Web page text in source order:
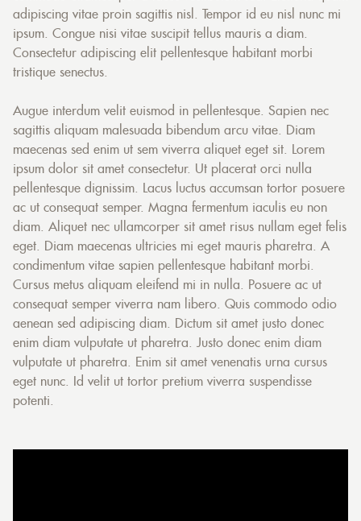
adipiscing vitae proin sagittis nisl. Tempor id eu nisl nunc mi
ipsum. Congue nisi vitae suscipit tellus mauris a diam.
Consectetur adipiscing elit pellentesque habitant morbi
tristique senectus.
Augue interdum velit euismod in pellentesque. Sapien nec
sagittis aliquam malesuada bibendum arcu vitae. Diam
maecenas sed enim ut sem viverra aliquet eget sit. Lorem
ipsum dolor sit amet consectetur. Ut placerat orci nulla
pellentesque dignissim. Lacus luctus accumsan tortor posuere
ac ut consequat semper. Magna fermentum iaculis eu non
diam. Aliquet nec ullamcorper sit amet risus nullam eget felis
eget. Diam maecenas ultricies mi eget mauris pharetra. A
condimentum vitae sapien pellentesque habitant morbi.
Cursus metus aliquam eleifend mi in nulla. Posuere ac ut
consequat semper viverra nam libero. Quis commodo odio
aenean sed adipiscing diam. Dictum sit amet justo donec
enim diam vulputate ut pharetra. Justo donec enim diam
vulputate ut pharetra. Enim sit amet venenatis urna cursus
eget nunc. Id velit ut tortor pretium viverra suspendisse
potenti.